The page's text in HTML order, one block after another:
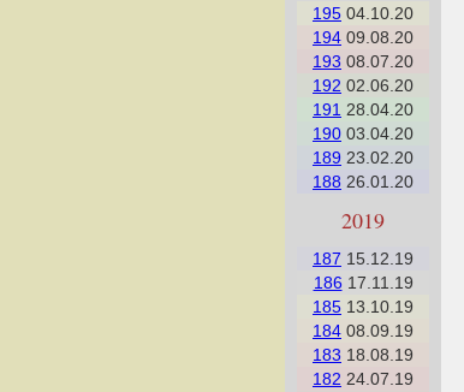
195 04.10.20
194 09.08.20
193 08.07.20
192 02.06.20
191 28.04.20
190 03.04.20
189 23.02.20
188 26.01.20
2019
187 15.12.19
186 17.11.19
185 13.10.19
184 08.09.19
183 18.08.19
182 24.07.19